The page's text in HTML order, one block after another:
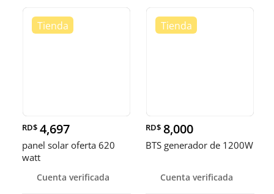
RD$ 4,697
panel solar oferta 620
watt
Cuenta verificada
RD$ 8,000
BTS generador de 1200W
Cuenta verificada